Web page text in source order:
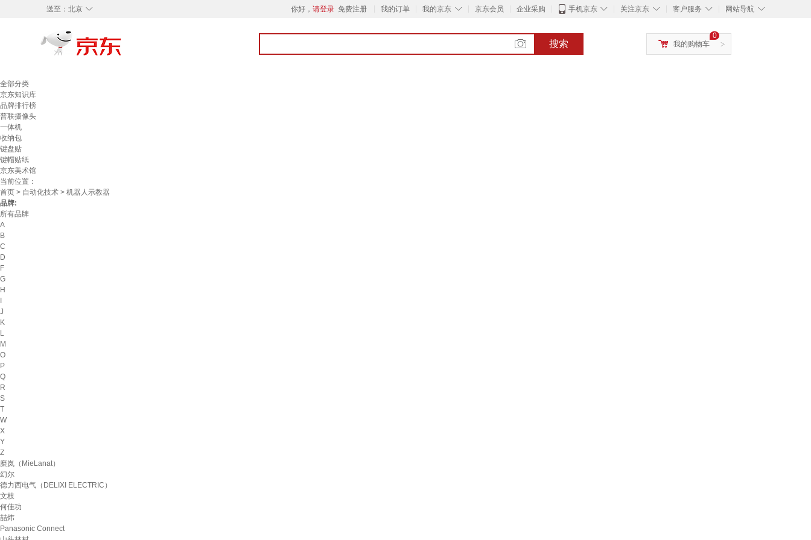
◇
送至： 北京 你好， 请登录 免费注册 我的订单 ◇
我的京东 京东会员 企业采购 ◇
手机京东 ◇
关注京东 ◇
客户服务 ◇
网站导航
搜索 >
0
我的购物车
全部分类
京东知识库
品牌排行榜
普联摄像头
一体机
收纳包
键盘贴
键帽贴纸
京东美术馆
当前位置：
首页 > 自动化技术 > 机器人示教器
品牌:
所有品牌
A
B
C
D
F
G
H
J
K
L
M
O
P
Q
R
S
T
W
X
Y
Z
糜岚（MieLanat）
幻尔
德力西电气（DELIXI ELECTRIC）
文枝
何佳功
喆炜
Panasonic Connect